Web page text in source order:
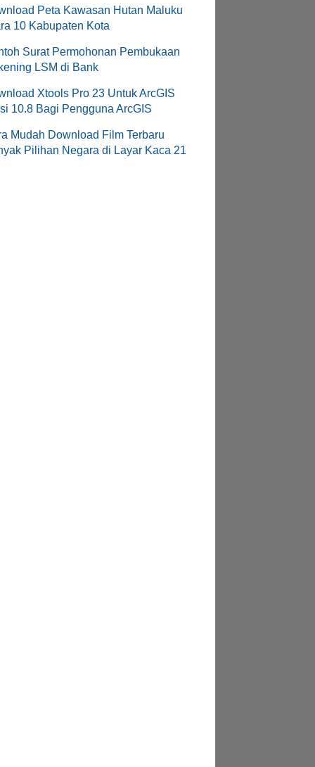
Peta Kawasan Hutan Maluku
10 Kabupaten Kota
Surat Permohonan Pembukaan
LSM di Bank
Xtools Pro 23 Untuk ArcGIS
10.8 Bagi Pengguna ArcGIS
Mudah Download Film Terbaru
Pilihan Negara di Layar Kaca 21